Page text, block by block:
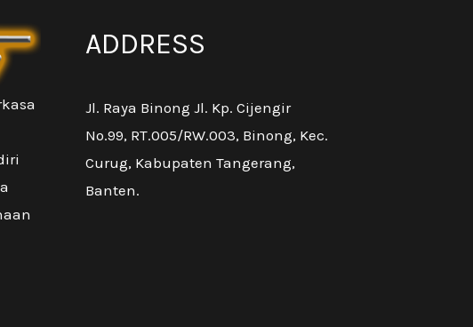
ADDRESS
Jl. Raya Binong Jl. Kp. Cijengir
No.99, RT.005/RW.003, Binong, Kec.
Curug, Kabupaten Tangerang,
Banten.